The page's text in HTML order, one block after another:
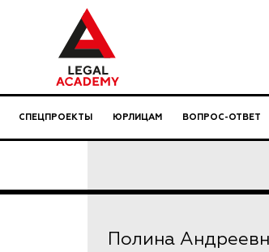
СПЕЦПРОЕКТЫ ЮРЛИЦАМ ВОПРОС-ОТВЕТ
Полина